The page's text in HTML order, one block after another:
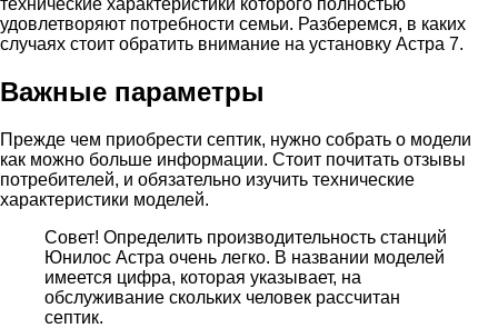
удовлетворяют потребности семьи. Разберемся, в каких
случаях стоит обратить внимание на установку Астра 7.
Важные параметры
Прежде чем приобрести септик, нужно собрать о модели
как можно больше информации. Стоит почитать отзывы
потребителей, и обязательно изучить технические
характеристики моделей.
Совет! Определить производительность станций
Юнилос Астра очень легко. В названии моделей
имеется цифра, которая указывает, на
обслуживание скольких человек рассчитан
септик.